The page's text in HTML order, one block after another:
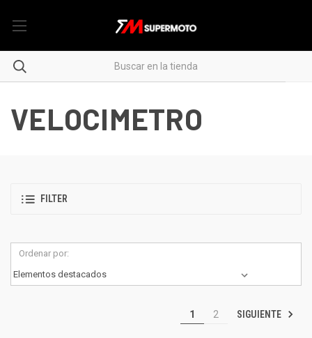
VELOCIMETRO
FILTER
Ordenar por:
1 2 SIGUIENTE